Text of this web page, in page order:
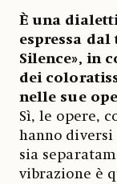
È una
espressa
Silence», in
dei
nelle sue
Sì, le opere,
hanno
sia
vibrazione è